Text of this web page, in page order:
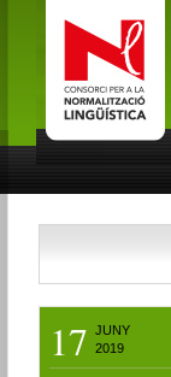
17 JUNY
2019